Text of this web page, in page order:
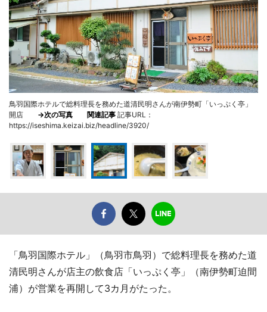
鳥羽国際ホテルで総料理長を務めた道清民明さんが南伊勢町「いっぷく亭」
開店 →次の写真 関連記事 記事URL：
https://iseshima.keizai.biz/headline/3920/
「鳥羽国際ホテル」（鳥羽市鳥羽）で総料理長を務めた道
清民明さんが店主の飲食店「いっぷく亭」（南伊勢町迫間
浦）が営業を再開して3カ月がたった。